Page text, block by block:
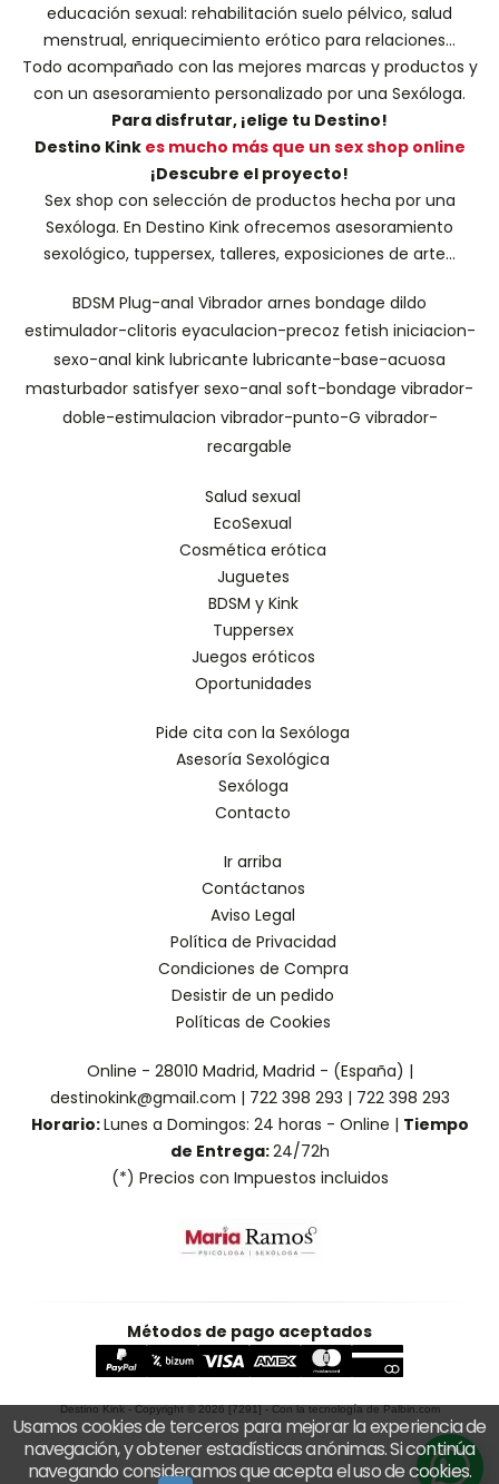
educación sexual: rehabilitación suelo pélvico, salud
menstrual, enriquecimiento erótico para relaciones...
Todo acompañado con las mejores marcas y productos y
con un asesoramiento personalizado por una Sexóloga.
Para disfrutar, ¡elige tu Destino!
Destino Kink es mucho más que un sex shop online
¡Descubre el proyecto!
Sex shop con selección de productos hecha por una
Sexóloga. En Destino Kink ofrecemos asesoramiento
sexológico, tuppersex, talleres, exposiciones de arte...
BDSM Plug-anal Vibrador arnes bondage dildo
estimulador-clitoris eyaculacion-precoz fetish iniciacion-
sexo-anal kink lubricante lubricante-base-acuosa
masturbador satisfyer sexo-anal soft-bondage vibrador-
doble-estimulacion vibrador-punto-G vibrador-
recargable
Salud sexual
EcoSexual
Cosmética erótica
Juguetes
BDSM y Kink
Tuppersex
Juegos eróticos
Oportunidades
Pide cita con la Sexóloga
Asesoría Sexológica
Sexóloga
Contacto
Ir arriba
Contáctanos
Aviso Legal
Política de Privacidad
Condiciones de Compra
Desistir de un pedido
Políticas de Cookies
Online - 28010 Madrid, Madrid - (España) |
destinokink@gmail.com | 722 398 293 | 722 398 293
Horario:Lunes a Domingos: 24 horas - Online | Tiempo
de Entrega:24/72h
(*) Precios con Impuestos incluidos
Métodos de pago aceptados
Destino Kink- Copyright © 2026 [7291] - Con la tecnología de Palbin.com
Usamos cookies de terceros para mejorar la experiencia de
navegación, y obtener estadísticas anónimas. Si continúa
navegando consideramos que acepta el uso de cookies.